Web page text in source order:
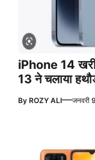
iPhone 14
13 ने चलाया
By ROZY ALI—जनवरी